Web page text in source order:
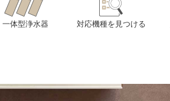
一体型浄水器 対応機種を見つける